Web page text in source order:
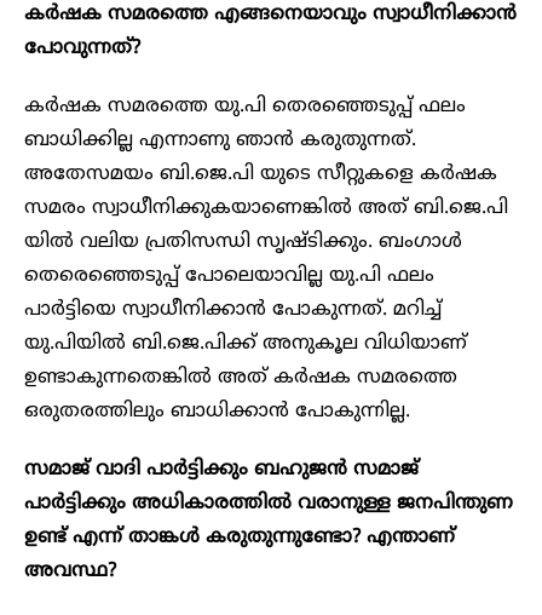
കർഷക സമരത്തെ എങ്ങനെയാവും സ്വാധീനിക്കാൻ
പോവുന്നത്?
കർഷക സമരത്തെ യു.പി തെരഞ്ഞെടുപ്പ് ഫലം
ബാധിക്കില്ല എന്നാണു ഞാൻ കരുതുന്നത്.
അതേസമയം ബി.ജെ.പി യുടെ സീറ്റുകളെ കർഷക
സമരം സ്വാധീനിക്കുകയാണെങ്കിൽ അത് ബി.ജെ.പി
യിൽ വലിയ പ്രതിസന്ധി സൃഷ്ടിക്കും. ബംഗാൾ
തെരെഞ്ഞെടുപ്പ് പോലെയാവില്ല യു.പി ഫലം
പാർട്ടിയെ സ്വാധീനിക്കാൻ പോകുന്നത്. മറിച്ച്
യു.പിയിൽ ബി.ജെ.പിക്ക് അനുകൂല വിധിയാണ്
ഉണ്ടാകുന്നതെങ്കിൽ അത് കർഷക സമരത്തെ
ഒരുതരത്തിലും ബാധിക്കാൻ പോകുന്നില്ല.
സമാജ് വാദി പാർട്ടിക്കും ബഹുജൻ സമാജ്‌
പാർട്ടിക്കും അധികാരത്തിൽ വരാനുള്ള ജനപിന്തുണ
ഉണ്ട് എന്ന് താങ്കൾ കരുതുന്നുണ്ടോ? എന്താണ്
അവസ്ഥ?